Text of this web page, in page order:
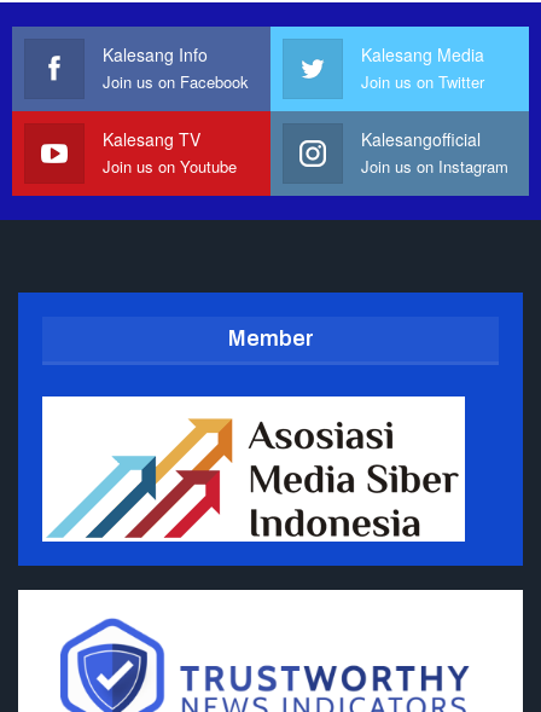
Kalesang Info
Join us on Facebook
Kalesang Media
Join us on Twitter
Kalesang TV
Join us on Youtube
Kalesangofficial
Join us on Instagram
Member